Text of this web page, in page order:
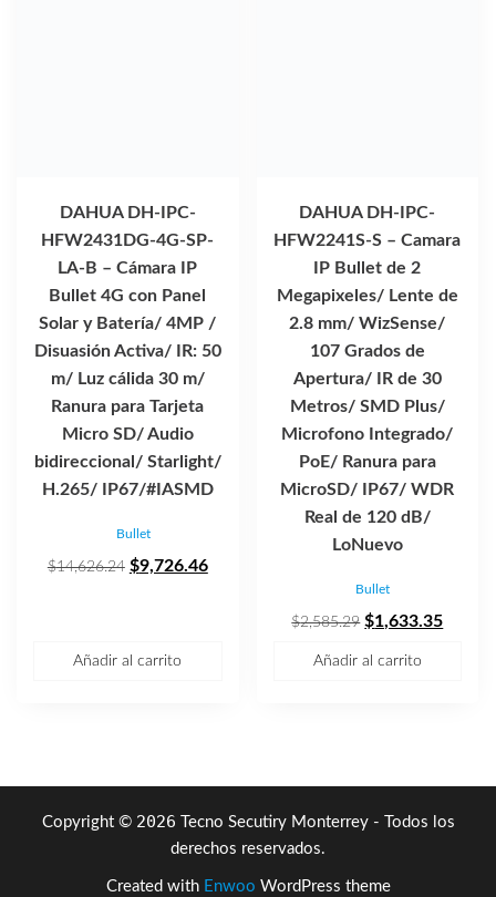
DAHUA DH-IPC-
HFW2431DG-4G-SP-
LA-B – Cámara IP
Bullet 4G con Panel
Solar y Batería/ 4MP /
Disuasión Activa/ IR: 50
m/ Luz cálida 30 m/
Ranura para Tarjeta
Micro SD/ Audio
bidireccional/ Starlight/
H.265/ IP67/#IASMD
Bullet
$14,626.24 El
$9,726.46El
Añadir al carrito
DAHUA DH-IPC-
HFW2241S-S – Camara
IP Bullet de 2
Megapixeles/ Lente de
2.8 mm/ WizSense/
107 Grados de
Apertura/ IR de 30
Metros/ SMD Plus/
Microfono Integrado/
PoE/ Ranura para
MicroSD/ IP67/ WDR
Real de 120 dB/
LoNuevo
Bullet
$2,585.29 El
$1,633.35El
Añadir al carrito
Copyright © 2026 Tecno Secutiry Monterrey - Todos los
derechos reservados.
Created with Enwoo WordPress theme